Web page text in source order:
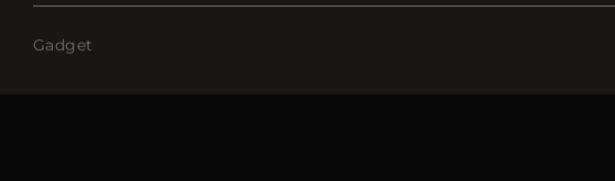
Gadget